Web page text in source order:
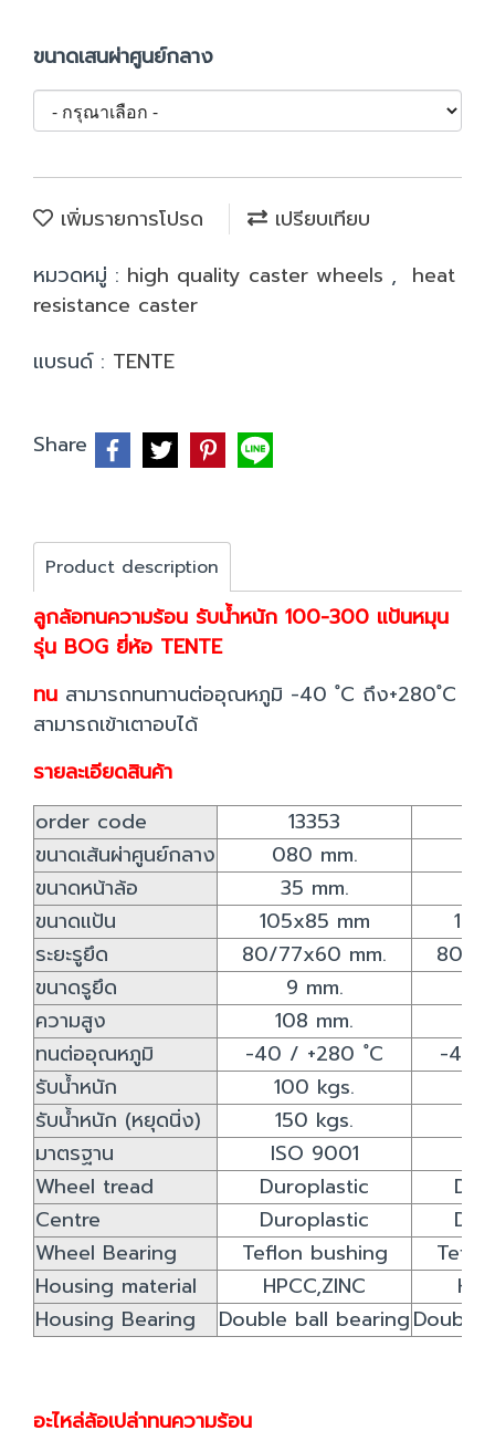
ขนาดเสนผ่าศูนย์กลาง
เพิ่มรายการโปรด
เปรียบเทียบ
หมวดหมู่ : high quality caster wheels , heat
resistance caster
แบรนด์ : TENTE
Share
Product description
ลูกล้อทนความร้อน รับน้ำหนัก 100-300 แป้นหมุน
รุ่น BOG ยี่ห้อ TENTE
ทน สามารถทนทานต่ออุณหภูมิ -40 ํC ถึง+280 ํC
สามารถเข้าเตาอบได้
รายละเอียดสินค้า
order code
13353
ขนาดเส้นผ่าศูนย์กลาง
080 mm.
ขนาดหน้าล้อ
35 mm.
ขนาดแป้น
105x85 mm
ระยะรูยึด
80/77x60 mm.
80/
ขนาดรูยึด
9 mm.
ความสูง
108 mm.
ทนต่ออุณหภูมิ
-40 / +280 ํC
-40
รับน้ำหนัก
100 kgs.
รับน้ำหนัก (หยุดนิ่ง)
150 kgs.
มาตรฐาน
ISO 9001
Wheel tread
Duroplastic
Centre
Duroplastic
Wheel Bearing
Teflon bushing
Housing material
HPCC,ZINC
Housing Bearing
Double ball bearingDouble
อะไหล่ล้อเปล่าทนความร้อน